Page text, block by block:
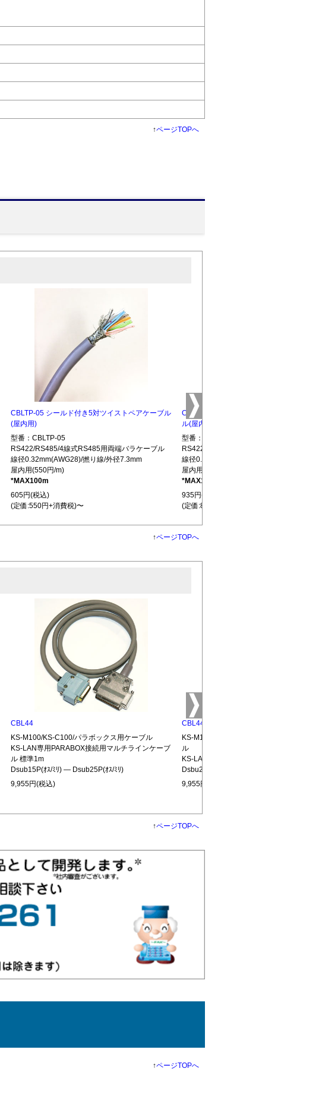
↑ページTOPへ
CBLTP-05 シールド付き5対ツイストペアケーブル
(屋内用)
型番：CBLTP-05
RS422/RS485/4線式RS485用両端バラケーブル
線径0.32mm(AWG28)/撚り線/外径7.3mm
屋内用(550円/m)
*MAX100m
605円(税込)
(定価:550円+消費税)〜
CBLTP-10 シールド付き10対ツイストペ
ル(屋内用)
型番：CBLTP-10
RS422/RS485/4線式RS485用両端バラケ
線径0.32mm(AWG28)/撚り線/外径12.7mm
屋内用(850円/m)
*MAX100m
935円(税込)
(定価:850円+消費税)〜
↑ページTOPへ
CBL44
KS-M100/KS-C100/パラボックス用ケーブル
KS-LAN専用PARABOX接続用マルチラインケーブ
ル 標準1m
Dsub15P(ｵｽ/ﾐﾘ) ― Dsub25P(ｵｽ/ﾐﾘ)
9,955円(税込)
CBL44P
KS-M100/KS-C100使用時のパラボックス
ル
KS-LAN専用PARABOX間接続用ケーブル
Dsbu25P(ｵｽ/ﾐﾘ) ― Dsub25P(ｵｽ/ﾐﾘ)
9,955円(税込)
↑ページTOPへ
↑ページTOPへ